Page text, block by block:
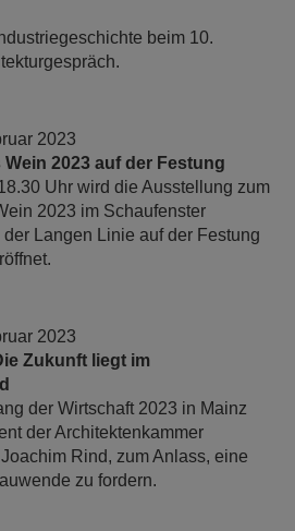
beim 10.
2023
2023 auf der Festung
Uhr wird die Ausstellung zum
2023 im Schaufenster
der Langen Linie auf der Festung
2023
Zukunft liegt im
der Wirtschaft 2023 in Mainz
der Architektenkammer
Rind, zum Anlass, eine
zu fordern.